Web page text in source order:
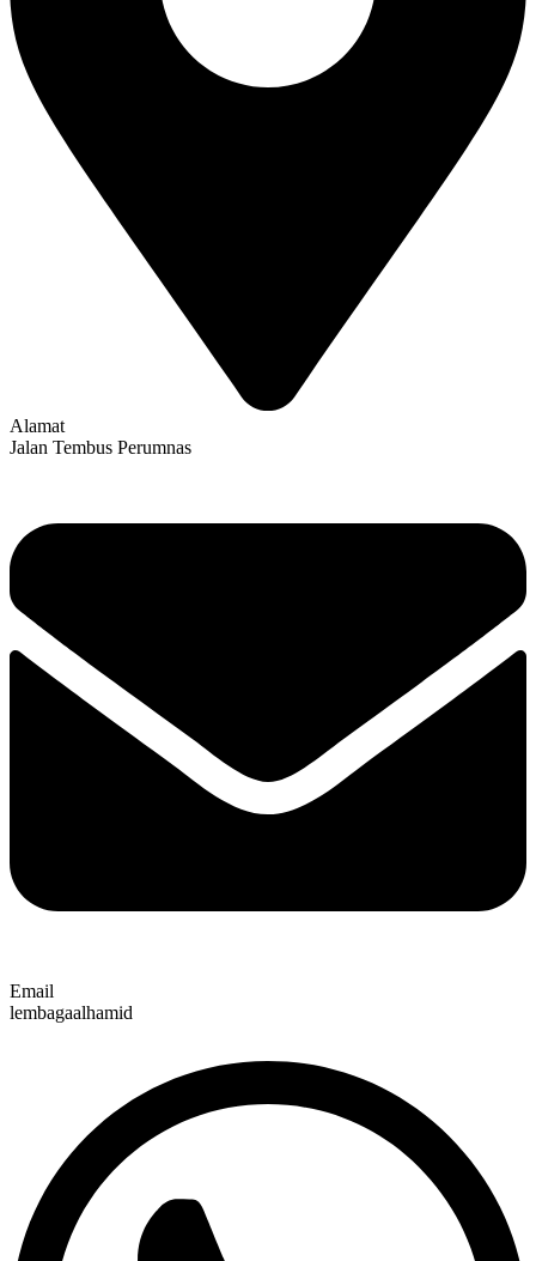
Alamat
Jalan Tembus Perumnas
Email
lembagaalhamid